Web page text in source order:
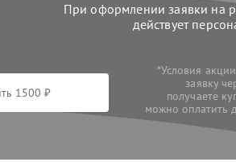
При оформлении заявки на
действует
1500 ₽
*Условия
заявку
получаете
можно оплатить